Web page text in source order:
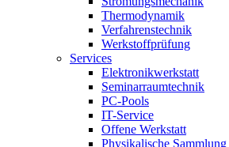
Thermodynamik
Verfahrenstechnik
Werkstoffprüfung
Services
Elektronikwerkstatt
Seminarraumtechnik
PC-Pools
IT-Service
Offene Werkstatt
Physikalische Sammlung